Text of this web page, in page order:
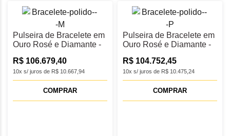
Pulseira de Bracelete em
Ouro Rosé e Diamante -
10x s/ juros de R$ 10.667,94
R$ 106.679,40
COMPRAR
Pulseira de Bracelete em
Ouro Rosé e Diamante -
10x s/ juros de R$ 10.475,24
R$ 104.752,45
COMPRAR